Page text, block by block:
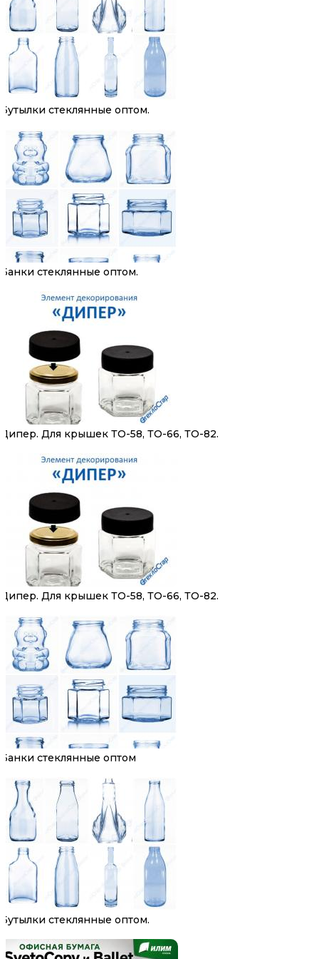
Бутылки стеклянные оптом.
Банки стеклянные оптом.
Дипер. Для крышек ТО-58, ТО-66, ТО-82.
Дипер. Для крышек ТО-58, ТО-66, ТО-82.
Банки стеклянные оптом
Бутылки стеклянные оптом.